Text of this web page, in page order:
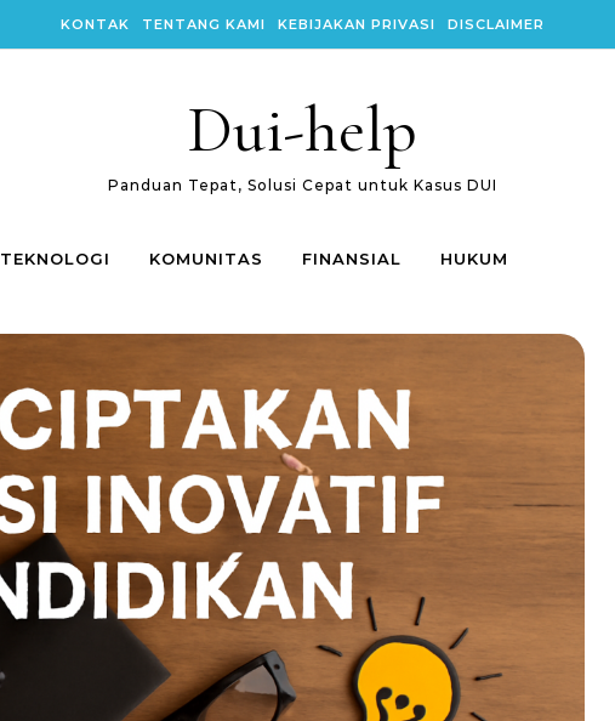
KONTAK TENTANG KAMI KEBIJAKAN PRIVASI DISCLAIMER
Dui-help
Panduan Tepat, Solusi Cepat untuk Kasus DUI
TEKNOLOGI KOMUNITAS FINANSIAL HUKUM